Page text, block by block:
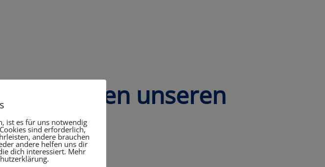
wir Ihnen unseren
ist es für uns notwendig
sind erforderlich,
andere brauchen
andere helfen uns dir
dich interessiert. Mehr